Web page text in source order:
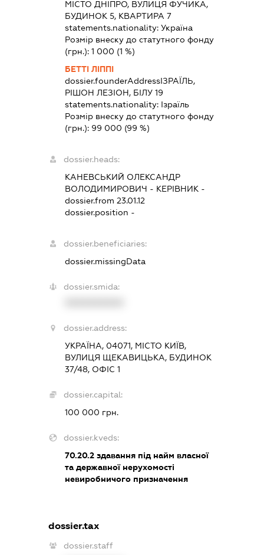
МІСТО ДНІПРО, ВУЛИЦЯ ФУЧИКА,
БУДИНОК 5, КВАРТИРА 7
statements.nationality: Україна
Розмір внеску до статутного фонду
(грн.): 1 000 (1 %)
БЕТТІ ЛІППІ
dossier.founderAddressІЗРАЇЛЬ,
РІШОН ЛЕЗІОН, БІЛУ 19
statements.nationality: Ізраїль
Розмір внеску до статутного фонду
(грн.): 99 000 (99 %)
dossier.heads:
КАНЕВСЬКИЙ ОЛЕКСАНДР
ВОЛОДИМИРОВИЧ - КЕРІВНИК -
dossier.from 23.01.12
dossier.position -
dossier.beneficiaries:
dossier.missingData
dossier.smida:
dossier.address:
УКРАЇНА, 04071, МІСТО КИЇВ,
ВУЛИЦЯ ЩЕКАВИЦЬКА, БУДИНОК
37/48, ОФІС 1
dossier.capital:
100 000 грн.
dossier.kveds:
70.20.2здавання під найм власної
та державної нерухомості
невиробничого призначення
dossier.tax
dossier.staff